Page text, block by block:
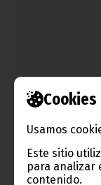
Cookies
Usamos
Este sitio
para analizar
contenido.
Iván Bolado
El jugador del
rescindido su
CSKA de Sofía
Noticias Deportes